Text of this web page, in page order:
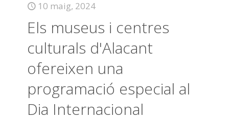
10 maig, 2024
Els museus i centres
culturals d'Alacant
ofereixen una
programació especial al
Dia Internacional